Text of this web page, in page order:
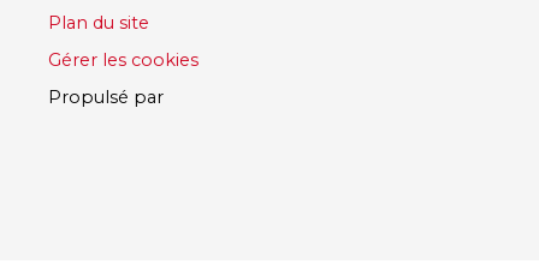
Plan du site
Gérer les cookies
Propulsé par